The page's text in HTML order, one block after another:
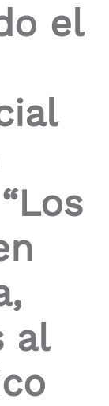
el
al